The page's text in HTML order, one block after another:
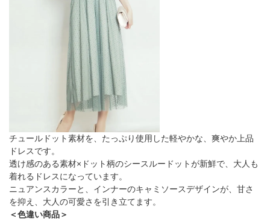
チュールドット素材を、たっぷり使用した軽やかな、爽やか上品
ドレスです。
透け感のある素材×ドット柄のシースルードットが新鮮で、大人も
着れるドレスになっています。
ニュアンスカラーと、インナーのキャミソースデザインが、甘さ
を抑え、大人の可愛さを引き立てます。
＜色違い商品＞